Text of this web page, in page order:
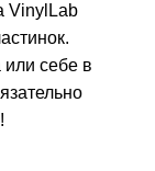
VinylLab
или себе в